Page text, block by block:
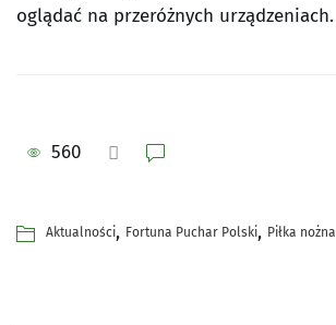
oglądać na przeróżnych urządzeniach.
560
Aktualności, Fortuna Puchar Polski, Piłka nożna